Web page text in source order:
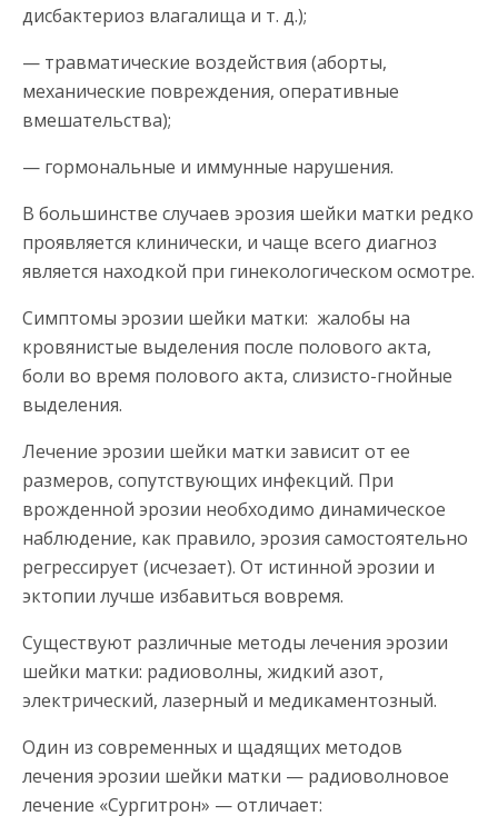
дисбактериоз влагалища и т. д.);
— травматические воздействия (аборты,
механические повреждения, оперативные
вмешательства);
— гормональные и иммунные нарушения.
В большинстве случаев эрозия шейки матки редко
проявляется клинически, и чаще всего диагноз
является находкой при гинекологическом осмотре.
Симптомы эрозии шейки матки: жалобы на
кровянистые выделения после полового акта,
боли во время полового акта, слизисто-гнойные
выделения.
Лечение эрозии шейки матки зависит от ее
размеров, сопутствующих инфекций. При
врожденной эрозии необходимо динамическое
наблюдение, как правило, эрозия самостоятельно
регрессирует (исчезает). От истинной эрозии и
эктопии лучше избавиться вовремя.
Существуют различные методы лечения эрозии
шейки матки: радиоволны, жидкий азот,
электрический, лазерный и медикаментозный.
Один из современных и щадящих методов
лечения эрозии шейки матки — радиоволновое
лечение «Сургитрон» — отличает: